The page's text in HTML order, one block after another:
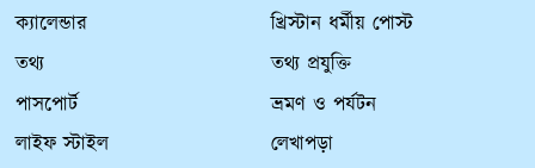
ক্যালেন্ডার
খ্রিস্টান ধর্মীয় পোস্ট
তথ্য
তথ্য প্রযুক্তি
পাসপোর্ট
ভ্রমণ ও পর্যটন
লাইফ স্টাইল
লেখাপড়া